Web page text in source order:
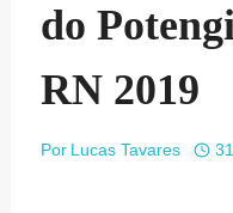
do
RN 2019
Por Lucas Tavares